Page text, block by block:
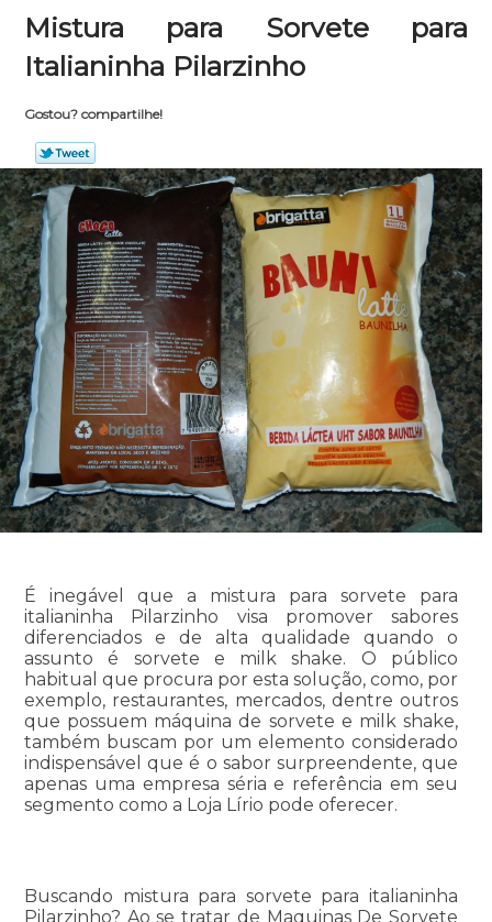
Mistura para Sorvete para
Italianinha Pilarzinho
Gostou? compartilhe!
É inegável que a mistura para sorvete para
italianinha Pilarzinho visa promover sabores
diferenciados e de alta qualidade quando o
assunto é sorvete e milk shake. O público
habitual que procura por esta solução, como, por
exemplo, restaurantes, mercados, dentre outros
que possuem máquina de sorvete e milk shake,
também buscam por um elemento considerado
indispensável que é o sabor surpreendente, que
apenas uma empresa séria e referência em seu
segmento como a Loja Lírio pode oferecer.
Buscando mistura para sorvete para italianinha
Pilarzinho? Ao se tratar de Maquinas De Sorvete